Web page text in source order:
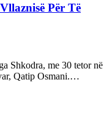
Për Të
Shkodra, me 30 tetor në
Qatip Osmani.…